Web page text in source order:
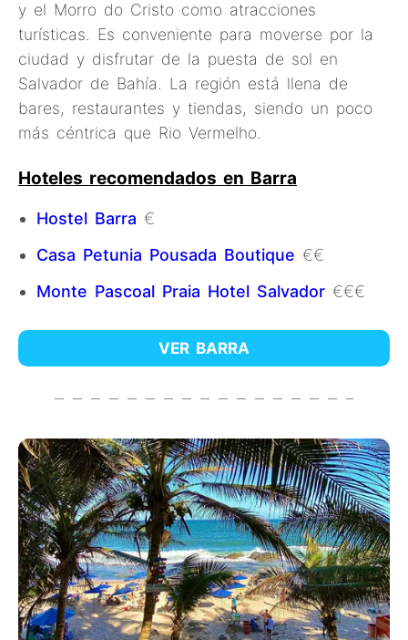
y el Morro do Cristo como atracciones
turísticas. Es conveniente para moverse por la
ciudad y disfrutar de la puesta de sol en
Salvador de Bahía. La región está llena de
bares, restaurantes y tiendas, siendo un poco
más céntrica que Rio Vermelho.
Hoteles recomendados en Barra
Hostel Barra €
Casa Petunia Pousada Boutique €€
Monte Pascoal Praia Hotel Salvador €€€
VER BARRA